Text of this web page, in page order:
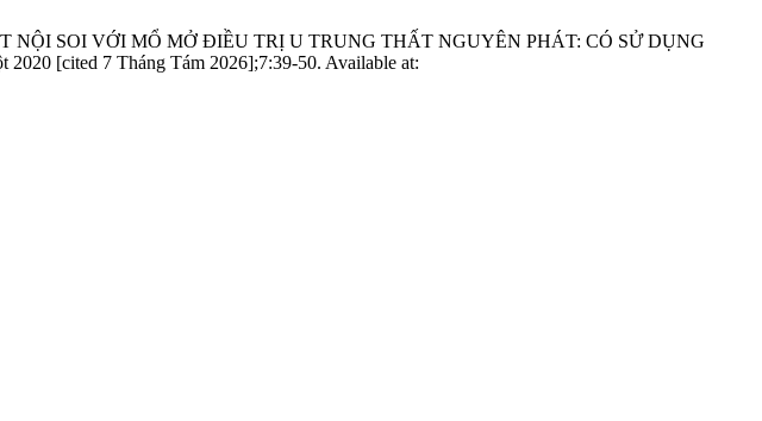
NỘI SOI VỚI MỔ MỞ ĐIỀU TRỊ U TRUNG THẤT NGUYÊN PHÁT: CÓ SỬ DỤNG
[cited 7 Tháng Tám 2026];7:39-50. Available at: